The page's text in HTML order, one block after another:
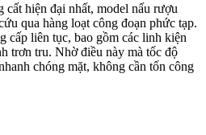
hiện đại nhất, model nấu rượu
qua hàng loạt công đoạn phức tạp.
cấp liên tục, bao gồm các linh kiện
trơn tru. Nhờ điều này mà tốc độ
chóng mặt, không cần tốn công